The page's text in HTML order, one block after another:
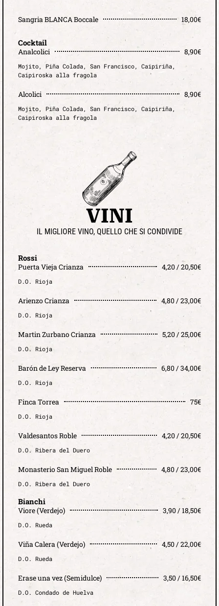
Sangria BLANCA Boccale 18,00€
Cocktail
Analcolici 8,90€
Mojito, Piña Colada, San Francisco, Caipiriña,
Caipiroska alla fragola
Alcolici 8,90€
Mojito, Piña Colada, San Francisco, Caipiriña,
Caipiroska alla fragola
VINI
IL MIGLIORE VINO, QUELLO CHE SI CONDIVIDE
Rossi
Puerta Vieja Crianza 4,20 / 20,50€
D.O. Rioja
Arienzo Crianza 4,80 / 23,00€
D.O. Rioja
Martin Zurbano Crianza 5,20 / 25,00€
D.O. Rioja
Barón de Ley Reserva 6,80 / 34,00€
D.O. Rioja
Finca Torrea 75€
D.O. Rioja
Valdesantos Roble 4,20 / 20,50€
D.O. Ribera del Duero
Monasterio San Miguel Roble 4,80 / 23,00€
D.O. Ribera del Duero
Bianchi
Viore (Verdejo) 3,90 / 18,50€
D.O. Rueda
Viña Calera (Verdejo) 4,50 / 22,00€
D.O. Rueda
Erase una vez (Semidulce) 3,50 / 16,50€
D.O. Condado de Huelva